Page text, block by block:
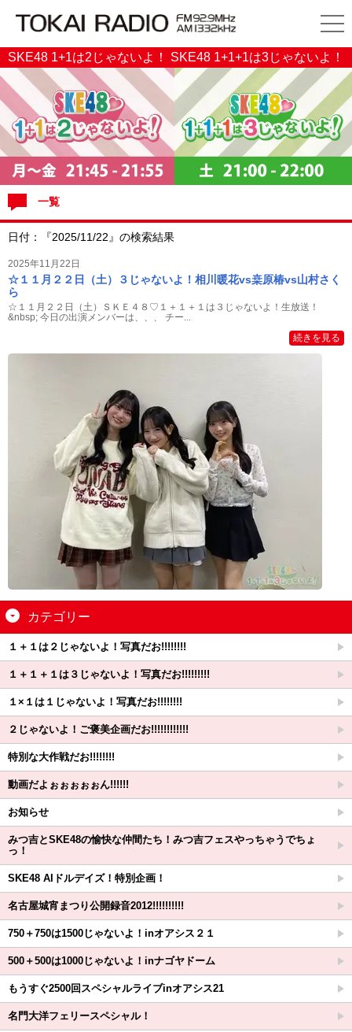
SKE48 1+1は2じゃないよ！ SKE48 1+1+1は3じゃないよ！
一覧
日付：『2025/11/22』の検索結果
2025年11月22日
☆１１月２２日（土）３じゃないよ！相川暖花vs桒原椿vs山村さく
ら
☆１１月２２日（土）ＳＫＥ４８♡１＋１＋１は３じゃないよ！生放送！
&nbsp; 今日の出演メンバーは、、、 チー...
続きを見る
カテゴリー
１＋１は２じゃないよ！写真だお!!!!!!!!
１＋１＋１は３じゃないよ！写真だお!!!!!!!!!
１×１は１じゃないよ！写真だお!!!!!!!!
２じゃないよ！ご褒美企画だお!!!!!!!!!!!!
特別な大作戦だお!!!!!!!!
動画だよぉぉぉぉぉん!!!!!!
お知らせ
みつ吉とSKE48の愉快な仲間たち！みつ吉フェスやっちゃうでちょ
っ！
SKE48 AIドルデイズ！特別企画！
名古屋城宵まつり公開録音2012!!!!!!!!!!
750＋750は1500じゃないよ！inオアシス２１
500＋500は1000じゃないよ！inナゴヤドーム
もうすぐ2500回スペシャルライブinオアシス21
名門大洋フェリースペシャル！